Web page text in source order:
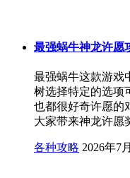
最强蜗牛神龙许愿
最强蜗牛这款游戏
树选择特定的选项
也都很好奇许愿的
大家带来神龙许
各种攻略 2026年7